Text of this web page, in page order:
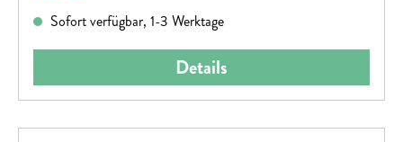
Sofort verfügbar, 1-3 Werktage
Details